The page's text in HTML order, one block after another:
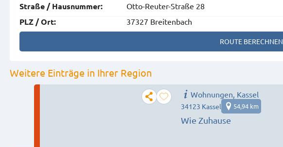
Straße / Hausnummer: Otto-Reuter-Straße 28
PLZ /Ort: 37327 Breitenbach
ROUTE BERECHNEN
Weitere Einträge in Ihrer Region
Wie Zuhause
34123 Kassel 54,94 km
Wohnungen, Kassel